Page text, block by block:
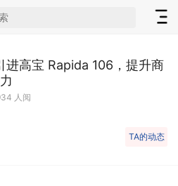
高宝 Rapida 106，提升商
人阅
TA的动态